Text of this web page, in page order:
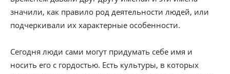
значили, как правило род деятельности людей, или
подчеркивали их характерные особенности.
Сегодня люди сами могут придумать себе имя и
носить его с гордостью. Есть культуры, в которых